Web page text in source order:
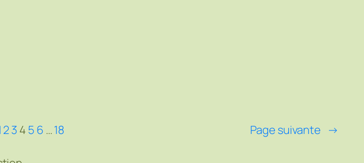
23 4 5 6 …18 Page suivante →